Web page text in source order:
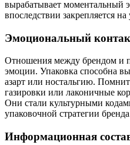
вырабатывает моментальный
впоследствии закрепляется
Эмоциональный
Отношения между брендом и
эмоции. Упаковка способна
азарт или ностальгию.
газировки или лаконичные
Они стали культурными
упаковочной стратегии
Информационная